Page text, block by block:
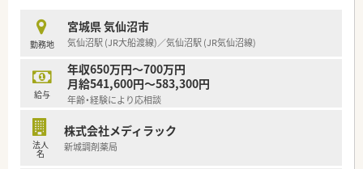
います。
平日のみの開局、17時30分の終業で残業時間も少なめですので
仕事とプライベートの両立も◎
□■近隣にお住いの方はもちろん、遠方からお越しの方も大歓迎
です！遠方の方は住居相談可能ですので、お気軽にお問い合わせ
ください！■□
勤務地
宮城県 気仙沼市
気仙沼駅 (JR大船渡線)／気仙沼駅 (JR気仙沼線)
給与
年収650万円～700万円
月給541,600円～583,300円
年齢・経験により応相談
法人
名
株式会社メディラック
新城調剤薬局